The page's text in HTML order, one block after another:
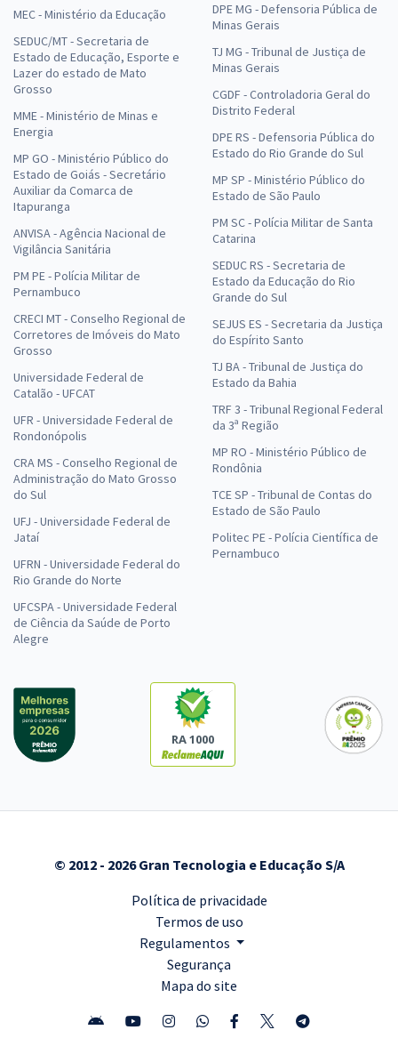
MEC - Ministério da Educação
SEDUC/MT - Secretaria de
Estado de Educação, Esporte e
Lazer do estado de Mato
Grosso
MME - Ministério de Minas e
Energia
MP GO - Ministério Público do
Estado de Goiás - Secretário
Auxiliar da Comarca de
Itapuranga
ANVISA - Agência Nacional de
Vigilância Sanitária
PM PE - Polícia Militar de
Pernambuco
CRECI MT - Conselho Regional de
Corretores de Imóveis do Mato
Grosso
Universidade Federal de
Catalão - UFCAT
UFR - Universidade Federal de
Rondonópolis
CRA MS - Conselho Regional de
Administração do Mato Grosso
do Sul
UFJ - Universidade Federal de
Jataí
UFRN - Universidade Federal do
Rio Grande do Norte
UFCSPA - Universidade Federal
de Ciência da Saúde de Porto
Alegre
DPE MG - Defensoria Pública de
Minas Gerais
TJ MG - Tribunal de Justiça de
Minas Gerais
CGDF - Controladoria Geral do
Distrito Federal
DPE RS - Defensoria Pública do
Estado do Rio Grande do Sul
MP SP - Ministério Público do
Estado de São Paulo
PM SC - Polícia Militar de Santa
Catarina
SEDUC RS - Secretaria de
Estado da Educação do Rio
Grande do Sul
SEJUS ES - Secretaria da Justiça
do Espírito Santo
TJ BA - Tribunal de Justiça do
Estado da Bahia
TRF 3 - Tribunal Regional Federal
da 3ª Região
MP RO - Ministério Público de
Rondônia
TCE SP - Tribunal de Contas do
Estado de São Paulo
Politec PE - Polícia Científica de
Pernambuco
RA 1000
© 2012 - 2026 Gran Tecnologia e Educação S/A
Política de privacidade
Termos de uso
Regulamentos
Segurança
Mapa do site